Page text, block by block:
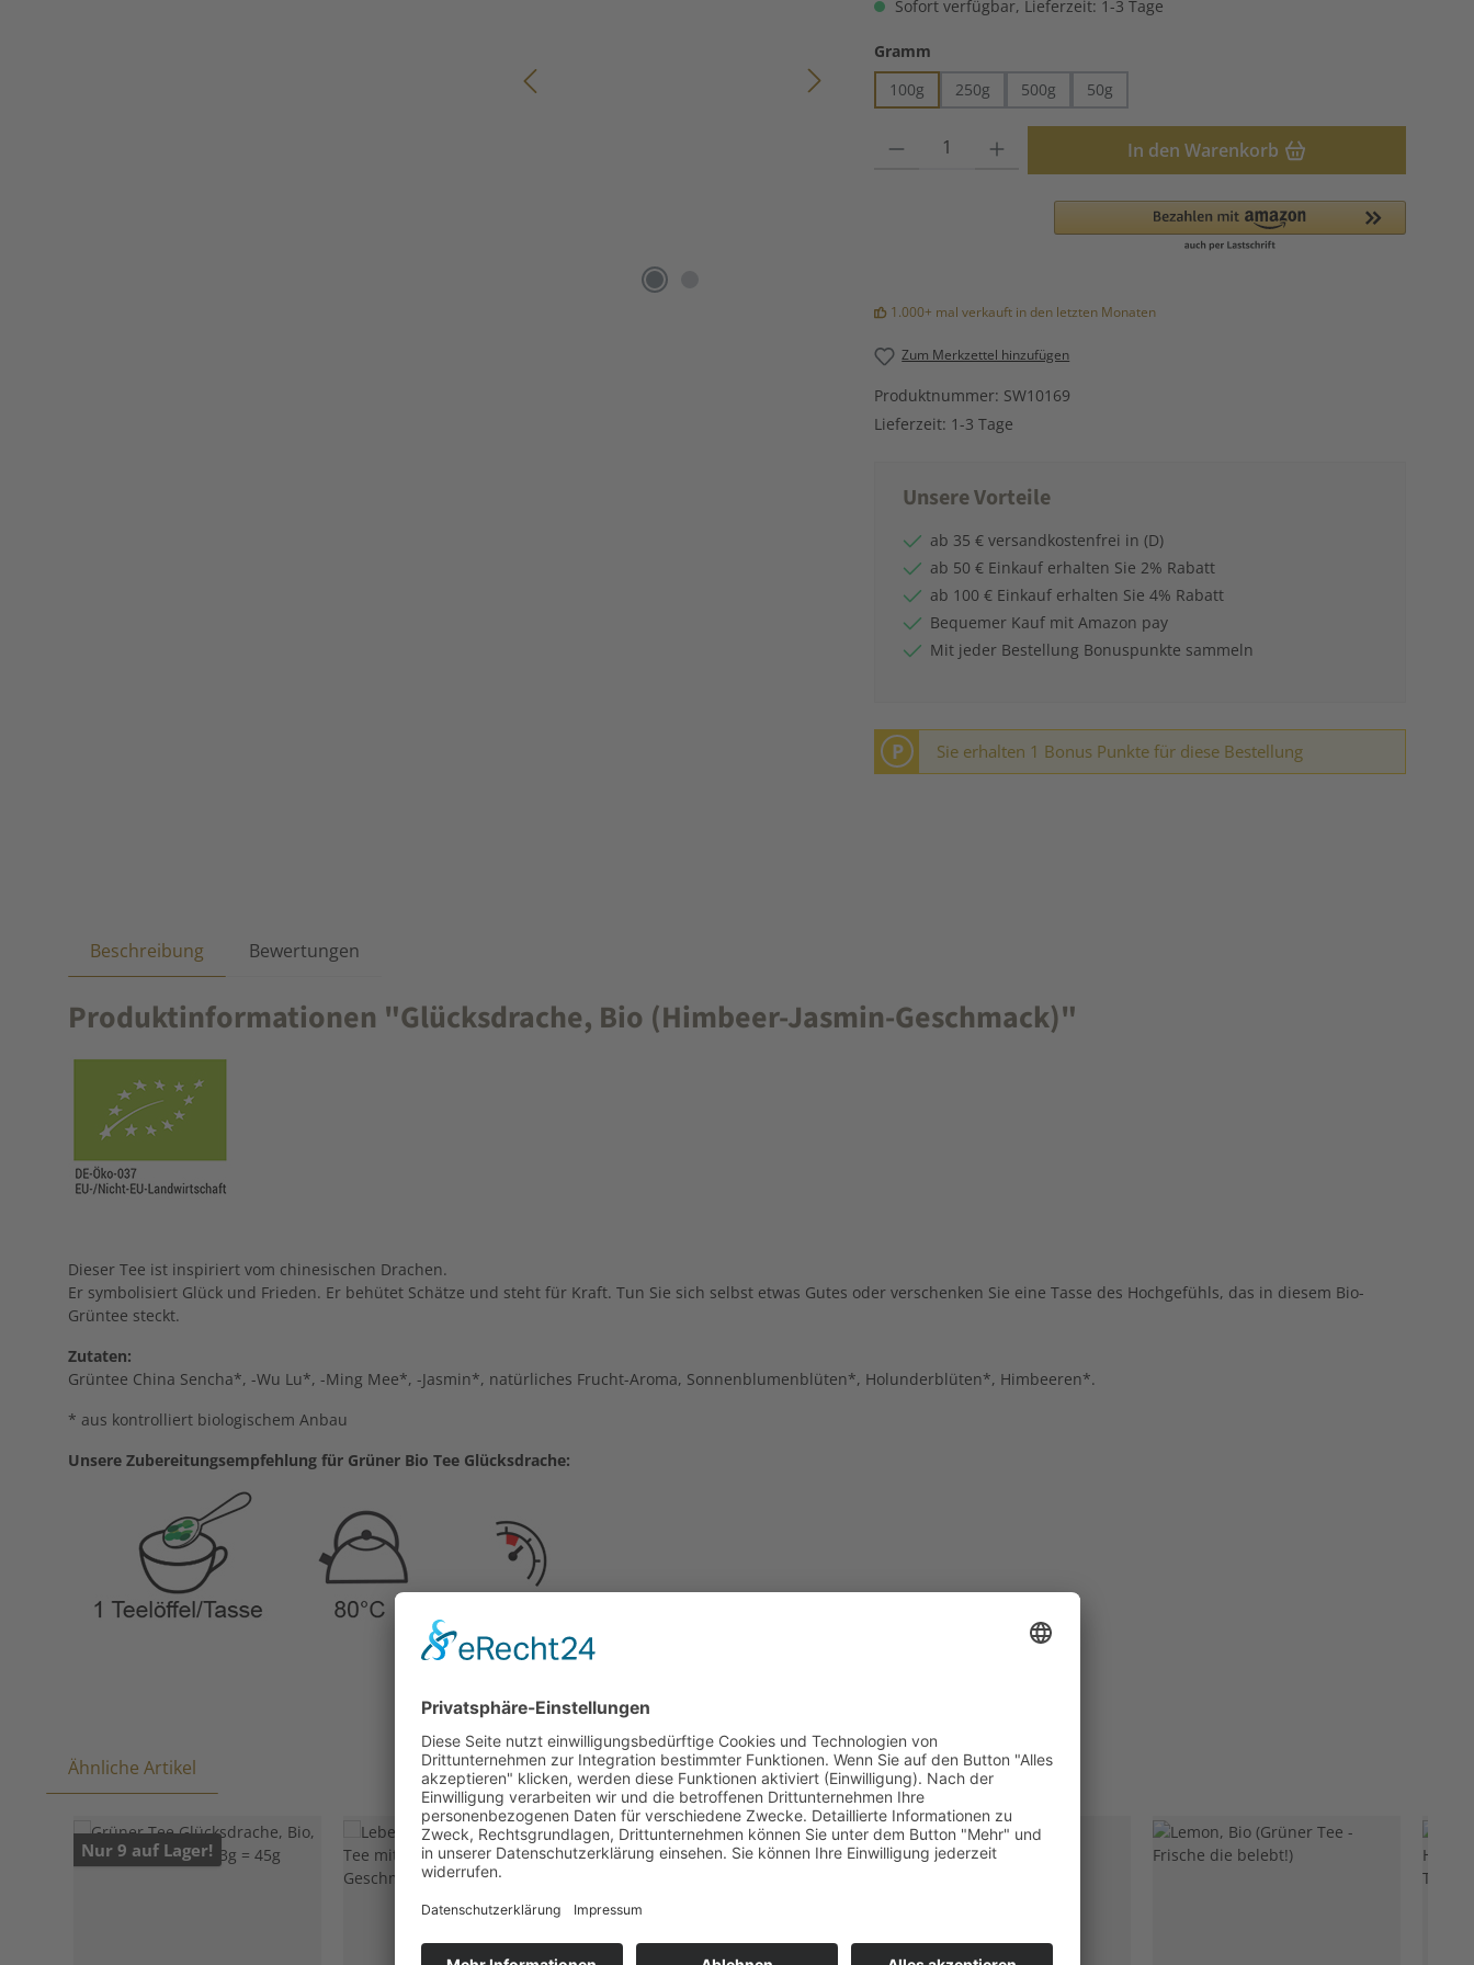
Sofort verfügbar, Lieferzeit: 1-3 Tage
Gramm
100g
250g 500g 50g
Produkt Anzahl: Gib den gewünschten Wert ein oder benutze die Schaltflächen
In den Warenkorb
1.000+ mal verkauft in den letzten Monaten
Zum Merkzettel hinzufügen
Produktnummer: SW10169
Lieferzeit: 1-3 Tage
Unsere Vorteile
ab 35 € versandkostenfrei in (D)
ab 50 € Einkauf erhalten Sie 2% Rabatt
ab 100 € Einkauf erhalten Sie 4% Rabatt
Bequemer Kauf mit Amazon pay
Mit jeder Bestellung Bonuspunkte sammeln
P Sie erhalten 1 Bonus Punkte für diese Bestellung
Beschreibung Bewertungen
Produktinformationen "Glücksdrache, Bio (Himbeer-Jasmin-Geschmack)"
Dieser Tee ist inspiriert vom chinesischen Drachen.
Er symbolisiert Glück und Frieden. Er behütet Schätze und steht für Kraft. Tun Sie sich selbst etwas Gutes oder verschenken Sie eine Tasse des Hochgefühls, das in diesem Bio-
Grüntee steckt.
Zutaten:
Grüntee China Sencha*, -Wu Lu*, -Ming Mee*, -Jasmin*, natürliches Frucht-Aroma, Sonnenblumenblüten*, Holunderblüten*, Himbeeren*.
* aus kontrolliert biologischem Anbau
Unsere Zubereitungsempfehlung für Grüner Bio Tee Glücksdrache:
Ähnliche Artikel
Produktgalerie überspringen
Nur 9 auf Lager! Nur 10 auf Lager!